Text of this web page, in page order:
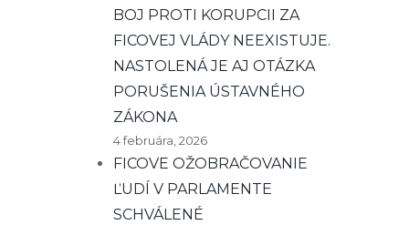
BOJ PROTI KORUPCII ZA
FICOVEJ VLÁDY NEEXISTUJE.
NASTOLENÁ JE AJ OTÁZKA
PORUŠENIA ÚSTAVNÉHO
ZÁKONA
4 februára, 2026
FICOVE OŽOBRAČOVANIE
ĽUDÍ V PARLAMENTE
SCHVÁLENÉ